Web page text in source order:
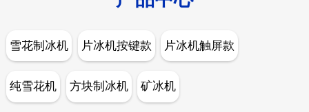
雪花制冰机 片冰机按键款 片冰机触屏款
纯雪花机 方块制冰机 矿冰机